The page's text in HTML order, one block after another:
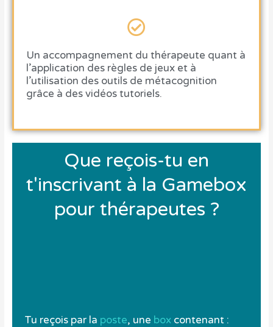
Un accompagnement du thérapeute quant à
l’application des règles de jeux et à
l’utilisation des outils de métacognition
grâce à desvidéos tutoriels.
Que reçois-tu en
t'inscrivant à la Gamebox
pour thérapeutes ?
Tu reçois par la poste, une box contenant :